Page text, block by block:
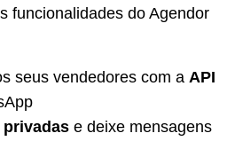
funcionalidades do Agendor
seus vendedores com a API
e deixe mensagens